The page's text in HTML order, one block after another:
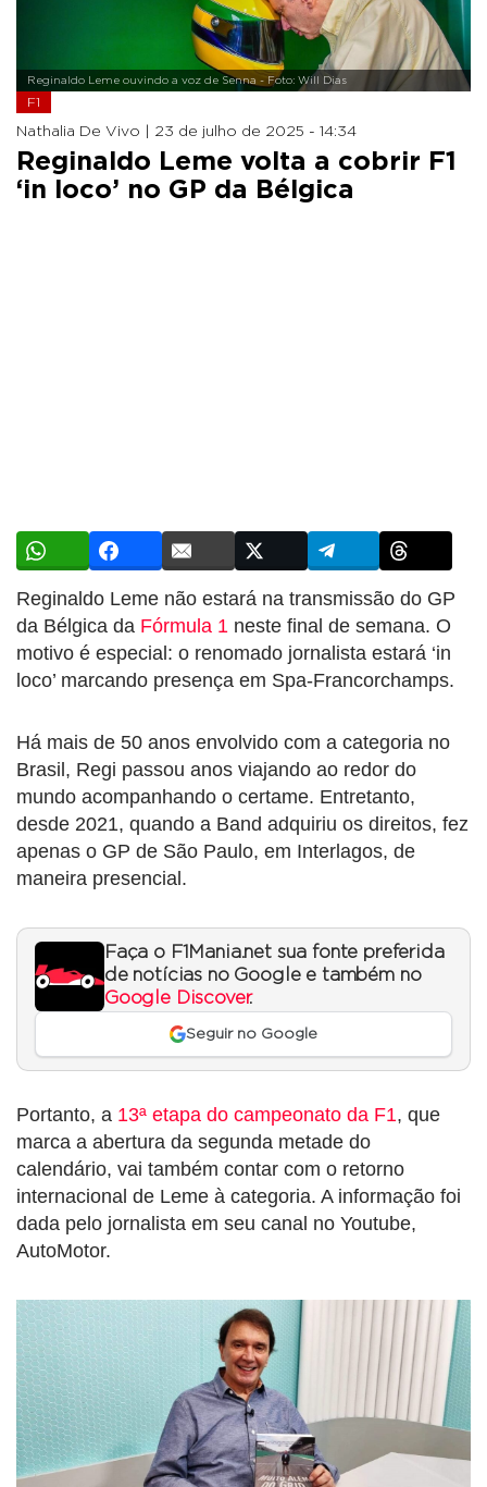
Reginaldo Leme ouvindo a voz de Senna - Foto: Will Dias
F1
Nathalia De Vivo | 23 de julho de 2025 - 14:34
Reginaldo Leme volta a cobrir F1
‘in loco’ no GP da Bélgica
Reginaldo Leme não estará na transmissão do GP
da Bélgica da Fórmula 1 neste final de semana. O
motivo é especial: o renomado jornalista estará ‘in
loco’ marcando presença em Spa-Francorchamps.
Há mais de 50 anos envolvido com a categoria no
Brasil, Regi passou anos viajando ao redor do
mundo acompanhando o certame. Entretanto,
desde 2021, quando a Band adquiriu os direitos, fez
apenas o GP de São Paulo, em Interlagos, de
maneira presencial.
Faça o F1Mania.net sua fonte preferida
de notícias no Google e também no
Google Discover.
Seguir no Google
Portanto, a 13ª etapa do campeonato da F1, que
marca a abertura da segunda metade do
calendário, vai também contar com o retorno
internacional de Leme à categoria. A informação foi
dada pelo jornalista em seu canal no Youtube,
AutoMotor.